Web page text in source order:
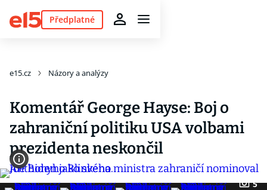
Předplatné
e15.cz Názory a analýzy
Komentář George Hayse: Boj o
zahraniční politiku USA volbami
prezidenta neskončil
5